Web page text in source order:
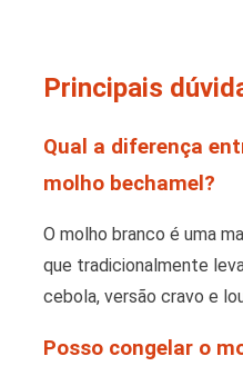
Principais
Qual a diferença
molho bechamel?
O molho branco é uma
que tradicionalmente
cebola, versão cravo e
Posso congelar o